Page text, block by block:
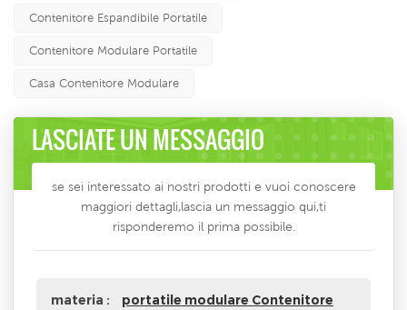
Contenitore Espandibile Portatile
Contenitore Modulare Portatile
Casa Contenitore Modulare
LASCIATE UN MESSAGGIO
se sei interessato ai nostri prodotti e vuoi conoscere
maggiori dettagli,lascia un messaggio qui,ti
risponderemo il prima possibile.
materia :
portatile modulare Contenitore